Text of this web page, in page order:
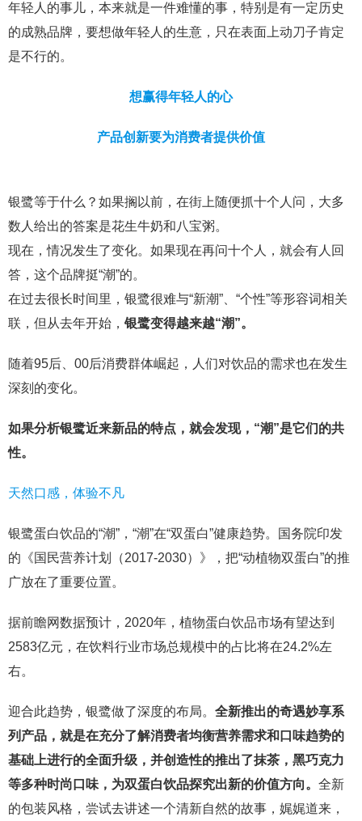
年轻人的事儿，本来就是一件难懂的事，特别是有一定历史
的成熟品牌，要想做年轻人的生意，只在表面上动刀子肯定
是不行的。
想赢得年轻人的心
产品创新要为消费者提供价值
银鹭等于什么？如果搁以前，在街上随便抓十个人问，大多
数人给出的答案是花生牛奶和八宝粥。
现在，情况发生了变化。如果现在再问十个人，就会有人回
答，这个品牌挺“潮”的。
在过去很长时间里，银鹭很难与“新潮”、“个性”等形容词相关
联，但从去年开始， 银鹭变得越来越“潮”。
随着95后、00后消费群体崛起，人们对饮品的需求也在发生
深刻的变化。
如果分析银鹭近来新品的特点，就会发现，“潮”是它们的共
性。
天然口感，体验不凡
银鹭蛋白饮品的“潮”，“潮”在“双蛋白”健康趋势。国务院印发
的《国民营养计划（2017-2030）》，把“动植物双蛋白”的推
广放在了重要位置。
据前瞻网数据预计，2020年，植物蛋白饮品市场有望达到
2583亿元，在饮料行业市场总规模中的占比将在24.2%左
右。
迎合此趋势，银鹭做了深度的布局。 全新推出的奇遇妙享系
列产品，就是在充分了解消费者均衡营养需求和口味趋势的
基础上进行的全面升级，并创造性的推出了抹茶，黑巧克力
等多种时尚口味，为双蛋白饮品探究出新的价值方向。 全新
的包装风格，尝试去讲述一个清新自然的故事，娓娓道来，